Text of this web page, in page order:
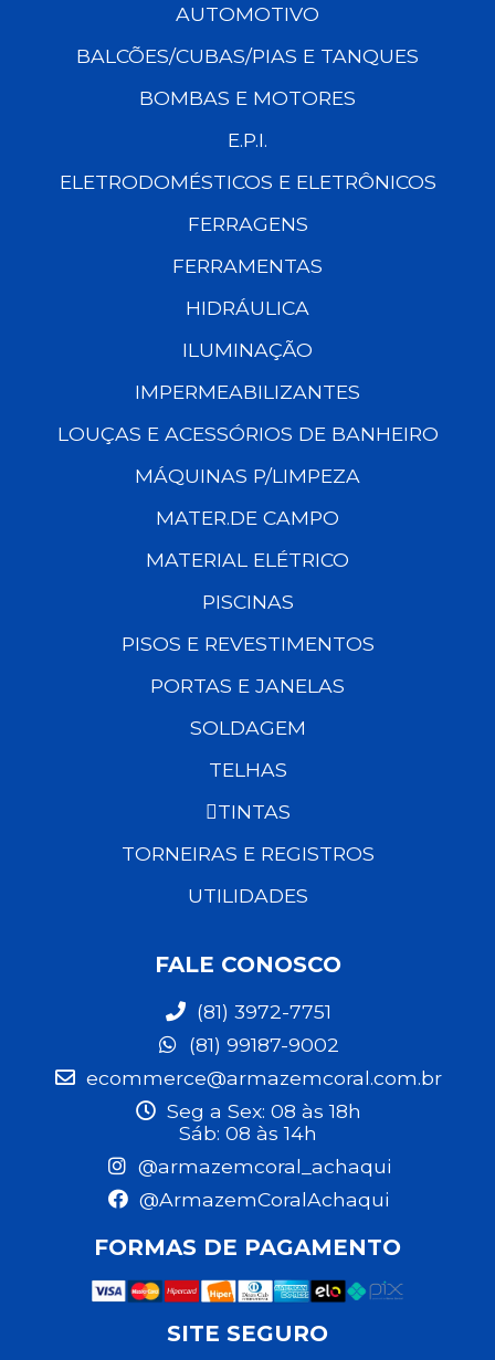
AUTOMOTIVO
BALCÕES/CUBAS/PIAS E TANQUES
BOMBAS E MOTORES
E.P.I.
ELETRODOMÉSTICOS E ELETRÔNICOS
FERRAGENS
FERRAMENTAS
HIDRÁULICA
ILUMINAÇÃO
IMPERMEABILIZANTES
LOUÇAS E ACESSÓRIOS DE BANHEIRO
MÁQUINAS P/LIMPEZA
MATER.DE CAMPO
MATERIAL ELÉTRICO
PISCINAS
PISOS E REVESTIMENTOS
PORTAS E JANELAS
SOLDAGEM
TELHAS
TINTAS
TORNEIRAS E REGISTROS
UTILIDADES
FALE CONOSCO
(81) 3972-7751
(81) 99187-9002
ecommerce@armazemcoral.com.br
Seg a Sex: 08 às 18h
Sáb: 08 às 14h
@armazemcoral_achaqui
@ArmazemCoralAchaqui
FORMAS DE PAGAMENTO
SITE SEGURO